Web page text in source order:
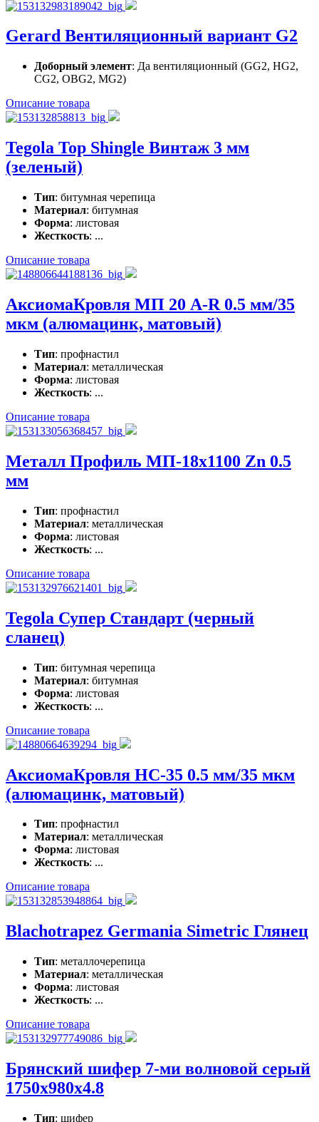
Gerard Вентиляционный вариант G2
Доборный элемент: Да вентиляционный (GG2, HG2,
CG2, OBG2, MG2)
Описание товара
Tegola Top Shingle Винтаж 3 мм
(зеленый)
Тип: битумная черепица
Материал: битумная
Форма: листовая
Жесткость: ...
Описание товара
АксиомаКровля МП 20 A-R 0.5 мм/35
мкм (алюмацинк, матовый)
Тип: профнастил
Материал: металлическая
Форма: листовая
Жесткость: ...
Описание товара
Металл Профиль МП-18x1100 Zn 0.5
мм
Тип: профнастил
Материал: металлическая
Форма: листовая
Жесткость: ...
Описание товара
Tegola Супер Стандарт (черный
сланец)
Тип: битумная черепица
Материал: битумная
Форма: листовая
Жесткость: ...
Описание товара
АксиомаКровля НС-35 0.5 мм/35 мкм
(алюмацинк, матовый)
Тип: профнастил
Материал: металлическая
Форма: листовая
Жесткость: ...
Описание товара
Blachotrapez Germania Simetric Глянец
Тип: металлочерепица
Материал: металлическая
Форма: листовая
Жесткость: ...
Описание товара
Брянский шифер 7-ми волновой серый
1750x980x4.8
Тип: шифер